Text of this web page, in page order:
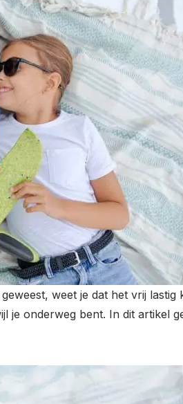
weet je dat het vrij
je onderweg bent. In dit artikel